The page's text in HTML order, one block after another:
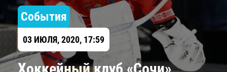
События
03 ИЮЛЯ, 2020, 17:59